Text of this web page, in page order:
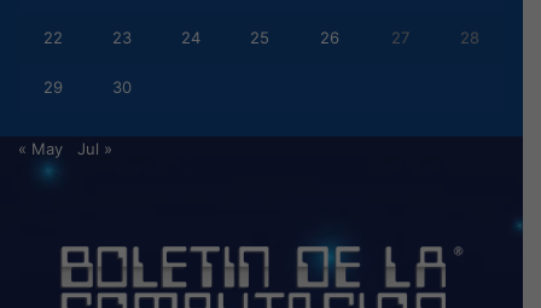
22 23 24 25 26 27 28
29 30
« May Jul »